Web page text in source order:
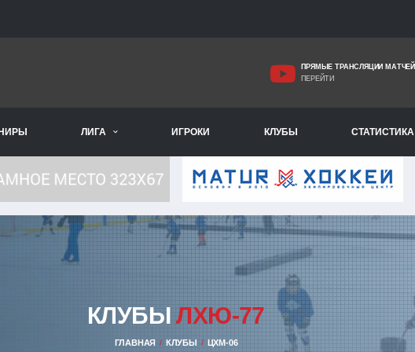
ПРЯМЫЕ ТРАНСЛЯЦИИ МАТЧЕЙ
ПЕРЕЙТИ
ЛИГА ИГРОКИ КЛУБЫ СТАТИСТИКА
КЛУБЫЛХЮ-77
ГЛАВНАЯ КЛУБЫ ЦХМ-06